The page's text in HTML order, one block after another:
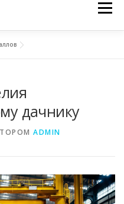
Меню
МЕТАЛЛОВ
дачнику
ADMIN